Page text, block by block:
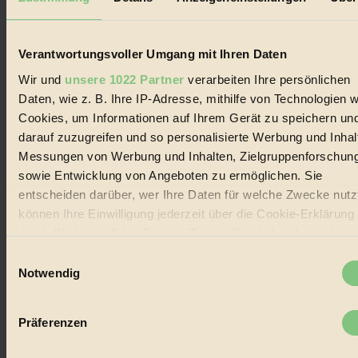
Verantwortungsvoller Umgang mit Ihren Daten
Wir und unsere 1022 Partner verarbeiten Ihre persönlichen
Daten, wie z. B. Ihre IP-Adresse, mithilfe von Technologien
Cookies, um Informationen auf Ihrem Gerät zu speichern
darauf zuzugreifen und so personalisierte Werbung und
Messungen von Werbung und Inhalten,
sowie Entwicklung von Angeboten zu ermöglichen. Sie
entscheiden darüber, wer Ihre Daten für welche Zwecke
können Ihre Einwilligung jederzeit über die Cookie-Erklärung
durch Klicken auf das Privacy Trigger Symbol ändern oder
Informationen über Ihre geografische Lage erfassen,
welche bis auf einige Meter genau sein können
Notwendig
Präferenzen
© 2026 Biorama GmbH
Impressum & Disclaimer
Datenschutz
Mediadaten
Lebenswandel. Es ist eine moderne Plattform für Ideen, Menschen
Handels mit Bioprodukten, des Fair-Trade sowie der Branche
alternativer Energien.
22.601 Fans auf Facebook